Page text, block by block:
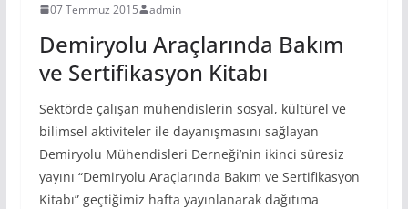
07 Temmuz 2015 admin
Demiryolu Araçlarında Bakım
ve Sertifikasyon Kitabı
Sektörde çalışan mühendislerin sosyal, kültürel ve
bilimsel aktiviteler ile dayanışmasını sağlayan
Demiryolu Mühendisleri Derneği’nin ikinci süresiz
yayını “Demiryolu Araçlarında Bakım ve Sertifikasyon
Kitabı” geçtiğimiz hafta yayınlanarak dağıtıma